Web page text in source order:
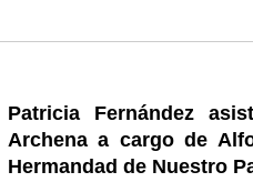
Patricia Fernández
Archena a cargo de
Hermandad de Nuestro